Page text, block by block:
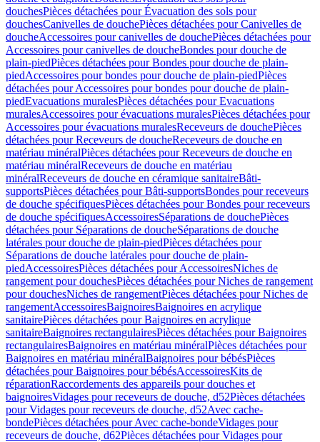
douchesPièces détachées pour Évacuation des sols pour
douchesCanivelles de douchePièces détachées pour Canivelles de
doucheAccessoires pour canivelles de douchePièces détachées pour
Accessoires pour canivelles de doucheBondes pour douche de
plain-piedPièces détachées pour Bondes pour douche de plain-
piedAccessoires pour bondes pour douche de plain-piedPièces
détachées pour Accessoires pour bondes pour douche de plain-
piedEvacuations muralesPièces détachées pour Evacuations
muralesAccessoires pour évacuations muralesPièces détachées pour
Accessoires pour évacuations muralesReceveurs de douchePièces
détachées pour Receveurs de doucheReceveurs de douche en
matériau minéralPièces détachées pour Receveurs de douche en
matériau minéralReceveurs de douche en matériau
minéralReceveurs de douche en céramique sanitaireBâti-
supportsPièces détachées pour Bâti-supportsBondes pour receveurs
de douche spécifiquesPièces détachées pour Bondes pour receveurs
de douche spécifiquesAccessoiresSéparations de douchePièces
détachées pour Séparations de doucheSéparations de douche
latérales pour douche de plain-piedPièces détachées pour
Séparations de douche latérales pour douche de plain-
piedAccessoiresPièces détachées pour AccessoiresNiches de
rangement pour douchesPièces détachées pour Niches de rangement
pour douchesNiches de rangementPièces détachées pour Niches de
rangementAccessoiresBaignoiresBaignoires en acrylique
sanitairePièces détachées pour Baignoires en acrylique
sanitaireBaignoires rectangulairesPièces détachées pour Baignoires
rectangulairesBaignoires en matériau minéralPièces détachées pour
Baignoires en matériau minéralBaignoires pour bébésPièces
détachées pour Baignoires pour bébésAccessoiresKits de
réparationRaccordements des appareils pour douches et
baignoiresVidages pour receveurs de douche, d52Pièces détachées
pour Vidages pour receveurs de douche, d52Avec cache-
bondePièces détachées pour Avec cache-bondeVidages pour
receveurs de douche, d62Pièces détachées pour Vidages pour